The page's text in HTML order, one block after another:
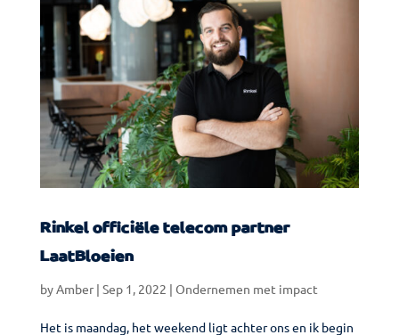
Rinkel officiële telecom partner
LaatBloeien
byAmber| Sep 1, 2022 | Ondernemen met impact
Het is maandag, het weekend ligt achter ons en ik begin